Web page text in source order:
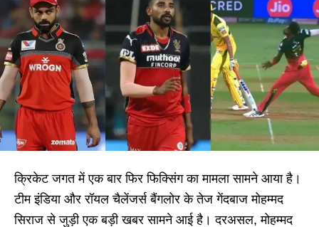
क्रिकेट जगत में एक बार फिर फिक्सिंग का मामला सामने आया है।
टीम इंडिया और रॉयल चैलेंजर्स बैंगलोर के तेज गेंदबाज मोहम्मद
सिराज से जुड़ी एक बड़ी खबर सामने आई है। दरअसल, मोहम्मद